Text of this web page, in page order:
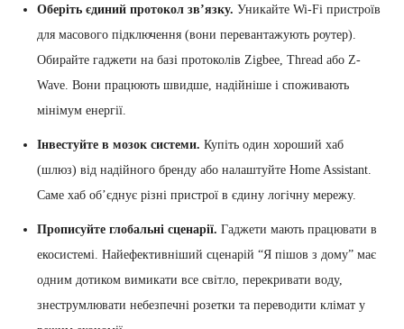
Оберіть єдиний протокол зв’язку. Уникайте Wi-Fi пристроїв
для масового підключення (вони перевантажують роутер).
Обирайте гаджети на базі протоколів Zigbee, Thread або Z-
Wave. Вони працюють швидше, надійніше і споживають
мінімум енергії.
Інвестуйте в мозок системи. Купіть один хороший хаб
(шлюз) від надійного бренду або налаштуйте Home Assistant.
Саме хаб об’єднує різні пристрої в єдину логічну мережу.
Прописуйте глобальні сценарії. Гаджети мають працювати в
екосистемі. Найефективніший сценарій “Я пішов з дому” має
одним дотиком вимикати все світло, перекривати воду,
знеструмлювати небезпечні розетки та переводити клімат у